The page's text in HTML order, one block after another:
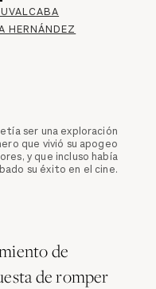
HERNÁNDEZ
ser una exploración
que vivió su apogeo
y que incluso había
su éxito en el cine.
de
de romper